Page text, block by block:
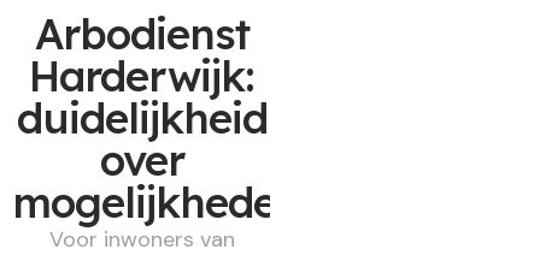
Arbodienst
Harderwijk:
duidelijkheid
over
mogelijkheden
Voor inwoners van